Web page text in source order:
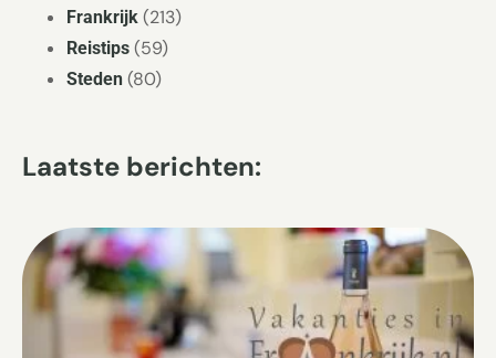
Frankrijk (213)
Reistips (59)
Steden (80)
Laatste berichten: